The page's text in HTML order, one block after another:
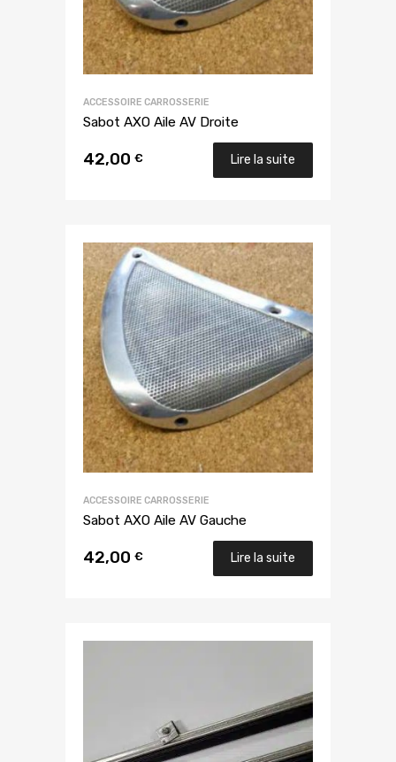
ACCESSOIRE CARROSSERIE
Sabot AXO Aile AV Droite
42,00 € Lire la suite
ACCESSOIRE CARROSSERIE
Sabot AXO Aile AV Gauche
42,00 € Lire la suite